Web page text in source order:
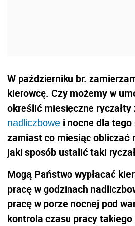
W październiku br.
kierowcę. Czy możemy w
określić miesięczne ryczałty
nadliczbowe i nocne dla
zamiast co miesiąc obliczać
jaki sposób ustalić taki
Mogą Państwo wypłacać
pracę w godzinach
pracę w porze nocnej pod
kontrola czasu pracy